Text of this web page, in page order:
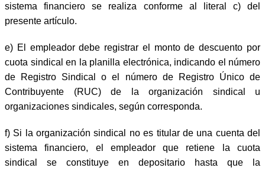
sistema financiero se realiza conforme al literal c) del
presente artículo.
e) El empleador debe registrar el monto de descuento por
cuota sindical en la planilla electrónica, indicando el número
de Registro Sindical o el número de Registro Único de
Contribuyente (RUC) de la organización sindical u
organizaciones sindicales, según corresponda.
f) Si la organización sindical no es titular de una cuenta del
sistema financiero, el empleador que retiene la cuota
sindical se constituye en depositario hasta que la